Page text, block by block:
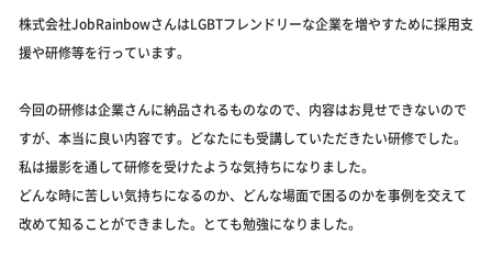
株式会社JobRainbowさんはLGBTフレンドリーな企業を増やすために採用支
援や研修等を行っています。
今回の研修は企業さんに納品されるものなので、内容はお見せできないので
すが、本当に良い内容です。どなたにも受講していただきたい研修でした。
私は撮影を通して研修を受けたような気持ちになりました。
どんな時に苦しい気持ちになるのか、どんな場面で困るのかを事例を交えて
改めて知ることができました。とても勉強になりました。